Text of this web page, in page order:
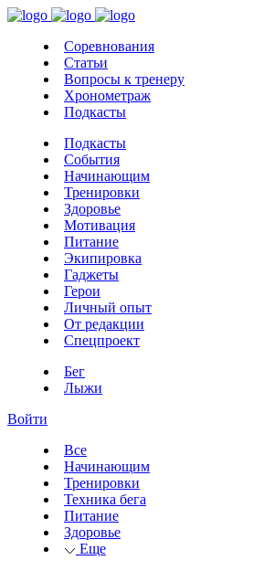
Соревнования
Статьи
Вопросы к тренеру
Хронометраж
Подкасты
Подкасты
События
Начинающим
Тренировки
Здоровье
Мотивация
Питание
Экипировка
Гаджеты
Герои
Личный опыт
От редакции
Спецпроект
Бег
Лыжи
Войти
Все
Начинающим
Тренировки
Техника бега
Питание
Здоровье
Еще